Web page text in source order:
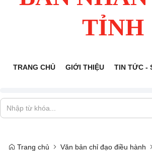
TỈNH
TRANG CHỦ GIỚI THIỆU TIN TỨC -
Trang chủ Văn bản chỉ đạo điều hành